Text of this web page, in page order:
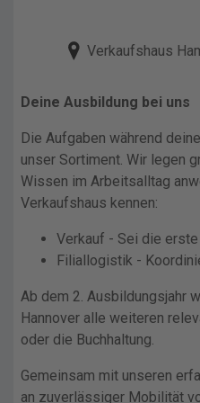
Verkaufshaus
Deine Ausbildung bei uns
Die Aufgaben während
unser Sortiment. Wir legen
Wissen im Arbeitsalltag
Verkaufshaus kennen:
Verkauf - Sei die
Filiallogistik -
Ab dem 2. Ausbildungsjahr
Hannover alle weiteren
oder die Buchhaltung.
Gemeinsam mit unseren
an zuverlässiger Mobilität